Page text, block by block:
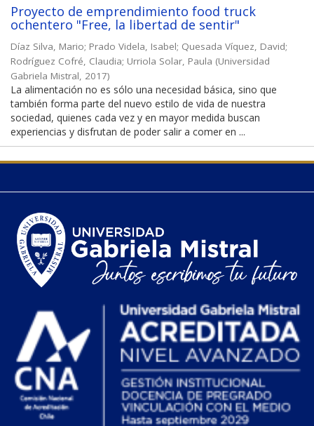
Proyecto de emprendimiento food truck
ochentero "Free, la libertad de sentir"
Díaz Silva, Mario; Prado Videla, Isabel; Quesada Víquez, David;
Rodríguez Cofré, Claudia; Urriola Solar, Paula (Universidad
Gabriela Mistral, 2017)
La alimentación no es sólo una necesidad básica, sino que
también forma parte del nuevo estilo de vida de nuestra
sociedad, quienes cada vez y en mayor medida buscan
experiencias y disfrutan de poder salir a comer en ...